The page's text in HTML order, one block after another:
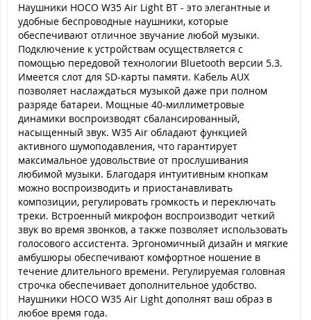
Наушники HOCO W35 Air Light BT - это элегантные и
удобные беспроводные наушники, которые
обеспечивают отличное звучание любой музыки.
Подключение к устройствам осуществляется с
помощью передовой технологии Bluetooth версии 5.3.
Имеется слот для SD-карты памяти. Кабель AUX
позволяет наслаждаться музыкой даже при полном
разряде батареи. Мощные 40-миллиметровые
динамики воспроизводят сбалансированный,
насыщенный звук. W35 Air обладают функцией
активного шумоподавления, что гарантирует
максимальное удовольствие от прослушивания
любимой музыки. Благодаря интуитивным кнопкам
можно воспроизводить и приостанавливать
композиции, регулировать громкость и переключать
треки. Встроенный микрофон воспроизводит четкий
звук во время звонков, а также позволяет использовать
голосового ассистента. Эргономичный дизайн и мягкие
амбушюры обеспечивают комфортное ношение в
течение длительного времени. Регулируемая головная
строчка обеспечивает дополнительное удобство.
Наушники HOCO W35 Air Light дополнят ваш образ в
любое время года.